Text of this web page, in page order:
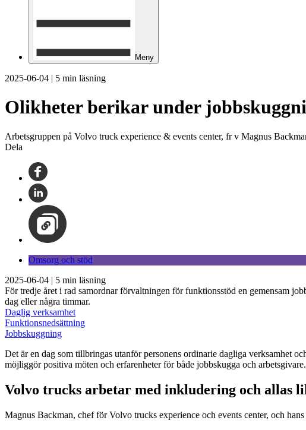
Meny
2025-06-04 | 5 min läsning
Olikheter berikar under
Arbetsgruppen på Volvo truck experience & events center, fr v Magnus
Dela
Omsorg och stöd
2025-06-04 | 5 min läsning
För tredje året i rad samordnar förvaltningen för funktionsstöd en gemensam
dag eller några timmar.
Daglig verksamhet
Funktionsnedsättning
Jobbskuggning
Det är en dag som tillbringas utanför personens ordinarie dagliga verksamhet
möjliggör positiva möten och erfarenheter för både jobbskugga och
Volvo trucks arbetar med inkludering och allas
Magnus Backman, chef för Volvo trucks experience och events center, och